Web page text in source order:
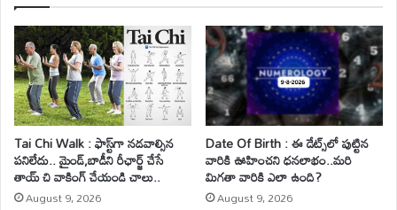
Tai Chi Walk : ఫాస్ట్‌గా నడవాల్సిన
పనిలేదు.. మైండ్‌,బాడీని రీఛార్జ్ చేసే
తాయ్ చి వాకింగ్‌ చేయండి చాలు..
August 9, 2026
Date Of Birth : ఈ డేట్స్‌లో పుట్టిన
వారికి ఊహించని ధనలాభం..మరి
మిగతా వారికి ఎలా ఉంది?
August 9, 2026